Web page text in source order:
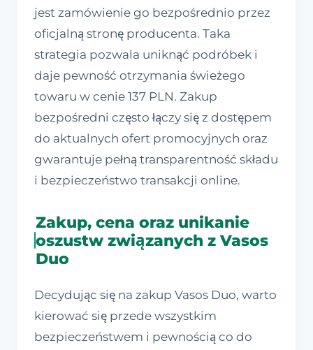
jest zamówienie go bezpośrednio przez
oficjalną stronę producenta. Taka
strategia pozwala uniknąć podróbek i
daje pewność otrzymania świeżego
towaru w cenie 137 PLN. Zakup
bezpośredni często łączy się z dostępem
do aktualnych ofert promocyjnych oraz
gwarantuje pełną transparentność składu
i bezpieczeństwo transakcji online.
Zakup, cena oraz unikanie
oszustw związanych z Vasos
Duo
Decydując się na zakup Vasos Duo, warto
kierować się przede wszystkim
bezpieczeństwem i pewnością co do